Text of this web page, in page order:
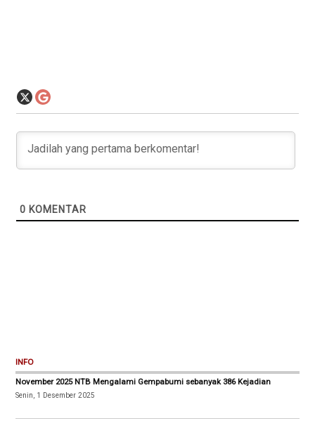
0 KOMENTAR
INFO
November 2025 NTB Mengalami Gempabumi sebanyak 386 Kejadian
Senin, 1 Desember 2025